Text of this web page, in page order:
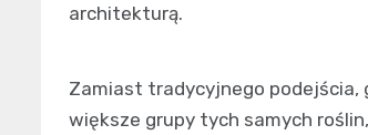
architekturą.
Zamiast tradycyjnego podejścia,
większe grupy tych samych